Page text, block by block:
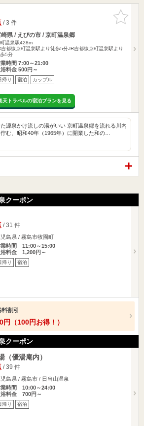
お気に入
りに追加
/ 3 件
県 / えびの市 / 京町温泉郷
温泉駅428m
吉都線京町温泉駅より徒歩5分JR吉都線京町温泉駅より
5分
時間 7:00～21:00
浴料金 500円～
帰り 宿泊 カップル
天トラベルの宿泊プランを見る
源泉かけ流しの湯がいい 京町温泉郷を流れる川内
む、昭和40年（1965年）に開業した和の…
クーポン
/ 31 件
児島県 / 霧島市牧園町
業時間 11:00～15:00
浴料金 1,200円～
帰り 宿泊
割引
円（100円お得！）
クーポン
（優湯庵内）
/ 39 件
児島県 / 霧島市 / 日当山温泉
業時間 10:00～24:00
浴料金 700円～
帰り 宿泊